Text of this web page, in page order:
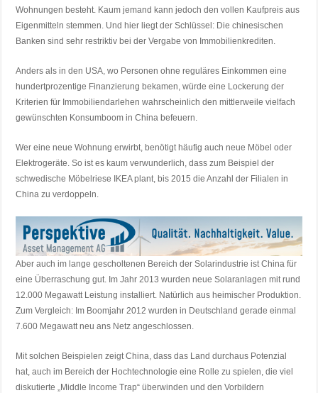
Wohnungen besteht. Kaum jemand kann jedoch den vollen Kaufpreis aus
Eigenmitteln stemmen. Und hier liegt der Schlüssel: Die chinesischen
Banken sind sehr restriktiv bei der Vergabe von Immobilienkrediten.
Anders als in den USA, wo Personen ohne reguläres Einkommen eine
hundertprozentige Finanzierung bekamen, würde eine Lockerung der
Kriterien für Immobiliendarlehen wahrscheinlich den mittlerweile vielfach
gewünschten Konsumboom in China befeuern.
Wer eine neue Wohnung erwirbt, benötigt häufig auch neue Möbel oder
Elektrogeräte. So ist es kaum verwunderlich, dass zum Beispiel der
schwedische Möbelriese IKEA plant, bis 2015 die Anzahl der Filialen in
China zu verdoppeln.
Aber auch im lange gescholtenen Bereich der Solarindustrie ist China für
eine Überraschung gut. Im Jahr 2013 wurden neue Solaranlagen mit rund
12.000 Megawatt Leistung installiert. Natürlich aus heimischer Produktion.
Zum Vergleich: Im Boomjahr 2012 wurden in Deutschland gerade einmal
7.600 Megawatt neu ans Netz angeschlossen.
Mit solchen Beispielen zeigt China, dass das Land durchaus Potenzial
hat, auch im Bereich der Hochtechnologie eine Rolle zu spielen, die viel
diskutierte „Middle Income Trap“ überwinden und den Vorbildern